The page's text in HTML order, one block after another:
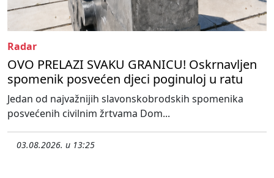
Radar
OVO PRELAZI SVAKU GRANICU! Oskrnavljen
spomenik posvećen djeci poginuloj u ratu
Jedan od najvažnijih slavonskobrodskih spomenika
posvećenih civilnim žrtvama Dom...
03.08.2026. u 13:25